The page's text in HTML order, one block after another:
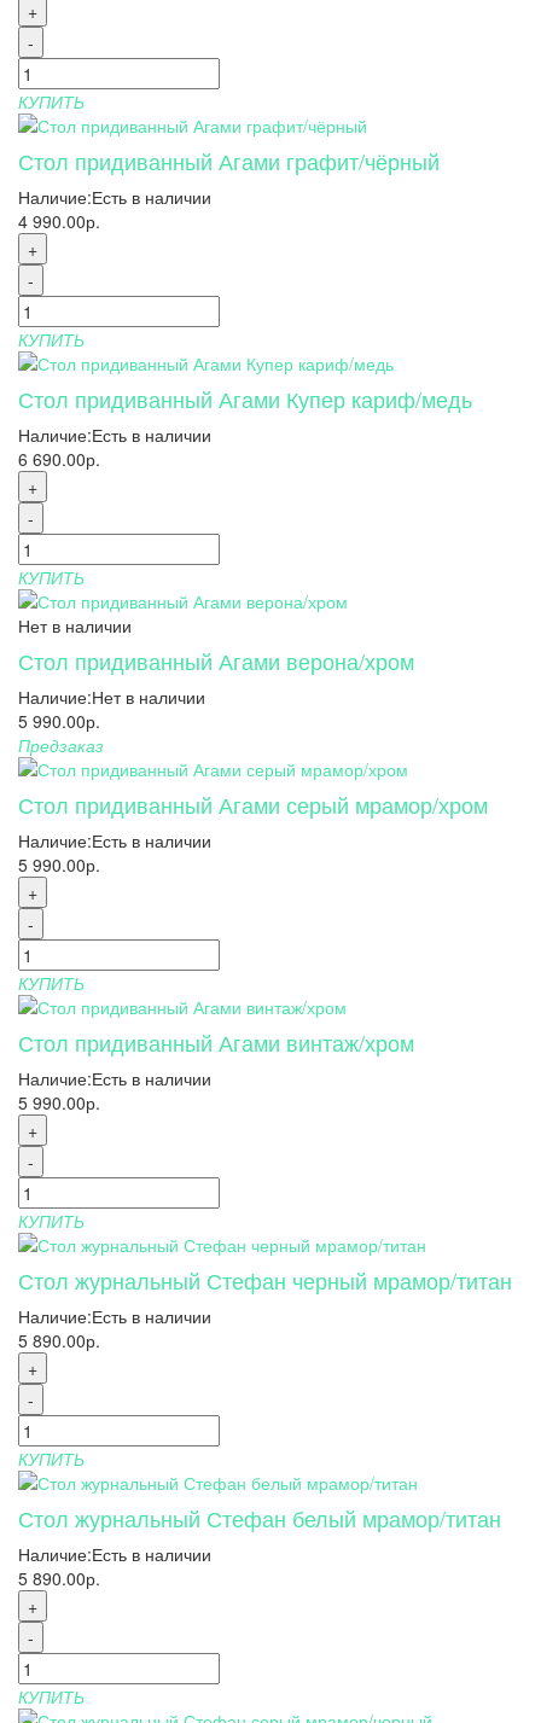
+
-
КУПИТЬ
Стол придиванный Агами графит/чёрный
Наличие:Есть в наличии
4 990.00р.
+
-
КУПИТЬ
Стол придиванный Агами Купер кариф/медь
Наличие:Есть в наличии
6 690.00р.
+
-
КУПИТЬ
Нет в наличии
Стол придиванный Агами верона/хром
Наличие:Нет в наличии
5 990.00р.
Предзаказ
Стол придиванный Агами серый мрамор/хром
Наличие:Есть в наличии
5 990.00р.
+
-
КУПИТЬ
Стол придиванный Агами винтаж/хром
Наличие:Есть в наличии
5 990.00р.
+
-
КУПИТЬ
Стол журнальный Стефан черный мрамор/титан
Наличие:Есть в наличии
5 890.00р.
+
-
КУПИТЬ
Стол журнальный Стефан белый мрамор/титан
Наличие:Есть в наличии
5 890.00р.
+
-
КУПИТЬ